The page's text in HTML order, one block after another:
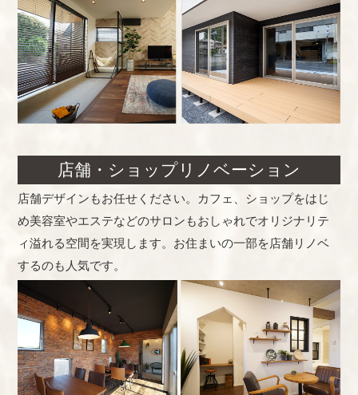
店舗・ショップリノベーション
店舗デザインもお任せください。カフェ、ショップをはじ
め美容室やエステなどのサロンもおしゃれでオリジナリテ
ィ溢れる空間を実現します。お住まいの一部を店舗リノベ
するのも人気です。